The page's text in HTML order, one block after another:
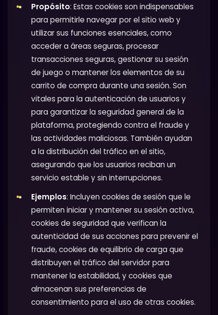
Propósito: Estas cookies son indispensables
para permitirle navegar por el sitio web y
utilizar sus funciones esenciales, como
acceder a áreas seguras, procesar
transacciones seguras, gestionar su sesión
de juego o mantener los elementos de su
carrito de compra durante una sesión. Son
vitales para la autenticación de usuarios y
para garantizar la seguridad general de la
plataforma, protegiendo contra el fraude y
las actividades maliciosas. También ayudan
a la distribución del tráfico en el sitio,
asegurando que los usuarios reciban un
servicio estable y sin interrupciones.
Ejemplos: Incluyen cookies de sesión que le
permiten iniciar y mantener su sesión activa,
cookies de seguridad que verifican la
autenticidad de sus acciones para prevenir el
fraude, cookies de equilibrio de carga que
distribuyen el tráfico del servidor para
mantener la estabilidad, y cookies que
almacenan sus preferencias de
consentimiento para el uso de otras cookies.